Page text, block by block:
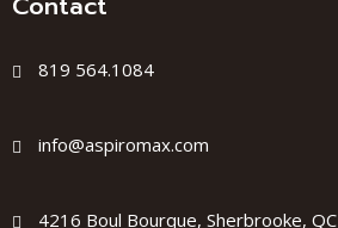
819 564.1084
info@aspiromax.com
4216 Boul Bourque, Sherbrooke, QC